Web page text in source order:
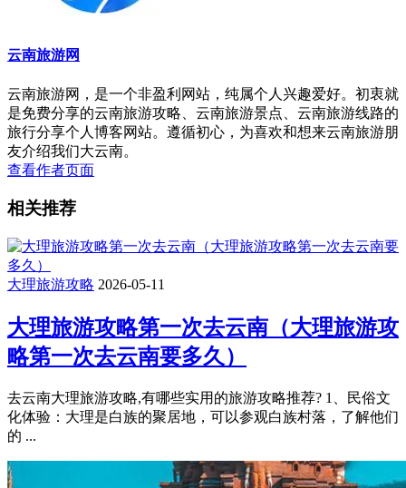
云南旅游网
云南旅游网，是一个非盈利网站，纯属个人兴趣爱好。初衷就
是免费分享的云南旅游攻略、云南旅游景点、云南旅游线路的
旅行分享个人博客网站。遵循初心，为喜欢和想来云南旅游朋
友介绍我们大云南。
查看作者页面
相关推荐
大理旅游攻略 2026-05-11
大理旅游攻略第一次去云南（大理旅游攻
略第一次去云南要多久）
去云南大理旅游攻略,有哪些实用的旅游攻略推荐? 1、民俗文
化体验：大理是白族的聚居地，可以参观白族村落，了解他们
的 ...